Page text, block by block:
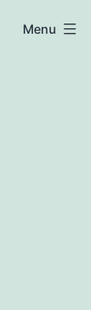
Menu